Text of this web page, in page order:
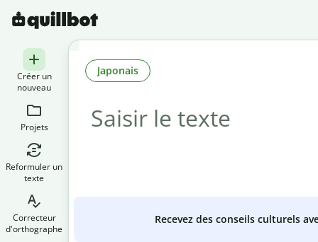
Créer un
nouveau
Projets
Reformuler un
texte
Correcteur
d'orthographe
Japonais
Recevez des conseils culturels